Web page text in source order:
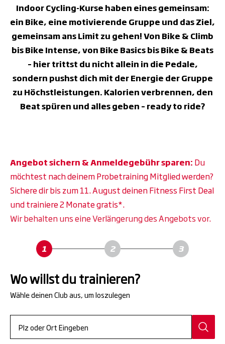
Indoor Cycling-Kurse haben eines gemeinsam:
ein Bike, eine motivierende Gruppe und das Ziel,
gemeinsam ans Limit zu gehen! Von Bike & Climb
bis Bike Intense, von Bike Basics bis Bike & Beats
– hier trittst du nicht allein in die Pedale,
sondern pushst dich mit der Energie der Gruppe
zu Höchstleistungen. Kalorien verbrennen, den
Beat spüren und alles geben – ready to ride?
Angebot sichern & Anmeldegebühr sparen: Du
möchtest nach deinem Probetraining Mitglied werden?
Sichere dir bis zum 11. August deinen Fitness First Deal
und trainiere 2 Monate gratis*.
Wir behalten uns eine Verlängerung des Angebots vor.
Wo willst du trainieren?
Wähle deinen Club aus, um loszulegen